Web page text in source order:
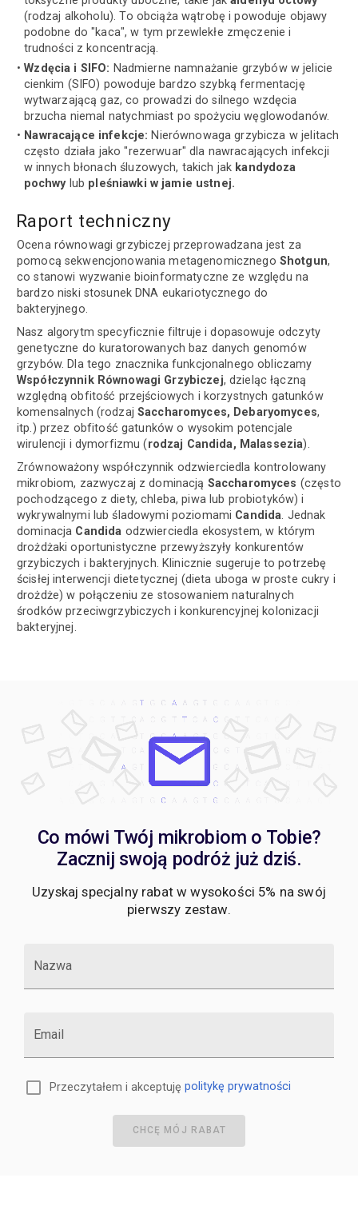
(rodzaj alkoholu). To obciąża wątrobę i powoduje objawy
podobne do "kaca", w tym przewlekłe zmęczenie i
trudności z koncentracją.
Wzdęcia i SIFO: Nadmierne namnażanie grzybów w jelicie
cienkim (SIFO) powoduje bardzo szybką fermentację
wytwarzającą gaz, co prowadzi do silnego wzdęcia
brzucha niemal natychmiast po spożyciu węglowodanów.
Nawracające infekcje: Nierównowaga grzybicza w jelitach
często działa jako "rezerwuar" dla nawracających infekcji
w innych błonach śluzowych, takich jak kandydoza
pochwylub pleśniawki w jamie ustnej.
Raport techniczny
Ocena równowagi grzybiczej przeprowadzana jest za
pomocą sekwencjonowania metagenomicznego Shotgun,
co stanowi wyzwanie bioinformatyczne ze względu na
bardzo niski stosunek DNA eukariotycznego do
bakteryjnego.
Nasz algorytm specyficznie filtruje i dopasowuje odczyty
genetyczne do kuratorowanych baz danych genomów
grzybów. Dla tego znacznika funkcjonalnego obliczamy
Współczynnik Równowagi Grzybiczej, dzieląc łączną
względną obfitość przejściowych i korzystnych gatunków
komensalnych (rodzajSaccharomyces, Debaryomyces,
itp.) przez obfitość gatunków o wysokim potencjale
wirulencji i dymorfizmu (rodzaj Candida, Malassezia).
Zrównoważony współczynnik odzwierciedla kontrolowany
mikrobiom, zazwyczaj z dominacją Saccharomyces (często
pochodzącego z diety, chleba, piwa lub probiotyków) i
wykrywalnymi lub śladowymi poziomami Candida. Jednak
dominacja Candida odzwierciedla ekosystem, w którym
drożdżaki oportunistyczne przewyższyły konkurentów
grzybiczych i bakteryjnych. Klinicznie sugeruje to potrzebę
ścisłej interwencji dietetycznej (dieta uboga w proste cukry i
drożdże) w połączeniu ze stosowaniem naturalnych
środków przeciwgrzybiczych i konkurencyjnej kolonizacji
bakteryjnej.
Co mówi Twój mikrobiom o Tobie?
Zacznij swoją podróż już dziś.
Uzyskaj specjalny rabat w wysokości 5% na swój
pierwszy zestaw.
Nazwa
Email
Przeczytałem i akceptuję politykę prywatności
CHCĘ MÓJ RABAT